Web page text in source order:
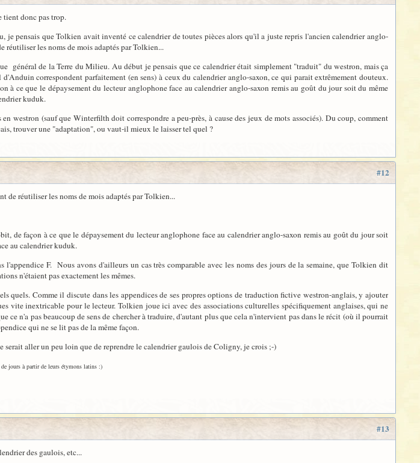
tient donc pas trop.
je pensais que Tolkien avait inventé ce calendrier de toutes pièces alors qu'il a juste repris l'ancien calendrier anglo-
réutiliser les noms de mois adaptés par Tolkien...
général de la Terre du Milieu. Au début je pensais que ce calendrier était simplement "traduit" du westron, mais ça
correspondent parfaitement (en sens) à ceux du calendrier anglo-saxon, ce qui parait extrêmement douteux.
ce que le dépaysement du lecteur anglophone face au calendrier anglo-saxon remis au goût du jour soit du même
kuduk.
westron (sauf que Winterfilth doit correspondre a peu-près, à cause des jeux de mots associés). Du coup, comment
trouver une "adaptation", ou vaut-il mieux le laisser tel quel ?
#12
de réutiliser les noms de mois adaptés par Tolkien...
de façon à ce que le dépaysement du lecteur anglophone face au calendrier anglo-saxon remis au goût du jour soit
au calendrier kuduk.
F. Nous avons d'ailleurs un cas très comparable avec les noms des jours de la semaine, que Tolkien dit
n'étaient pas exactement les mêmes.
quels. Comme il discute dans les appendices de ses propres options de traduction fictive westron-anglais, y ajouter
vite inextricable pour le lecteur. Tolkien joue ici avec des associations culturelles spécifiquement anglaises, qui ne
ce n'a pas beaucoup de sens de chercher à traduire, d'autant plus que cela n'intervient pas dans le récit (où il pourrait
qui ne se lit pas de la même façon.
aller un peu loin que de reprendre le calendrier gaulois de Coligny, je crois ;-)
jours à partir de leurs étymons latins :)
#13
des gaulois, etc...